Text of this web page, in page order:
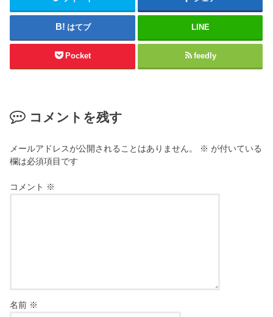
はてブ LINE
Pocket feedly
コメントを残す
メールアドレスが公開されることはありません。 ※ が付いている
欄は必須項目です
コメント ※
名前 ※